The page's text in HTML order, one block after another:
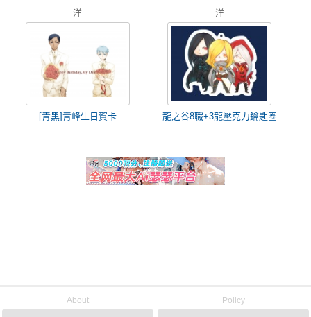
洋
[青黑]青峰生日賀卡
洋
龍之谷8職+3龍壓克力鑰匙圈
About Policy